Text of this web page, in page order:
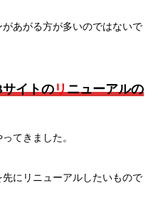
あがる方が多いのではないで
イトのリニューアルの
てきました。
にリニューアルしたいもので